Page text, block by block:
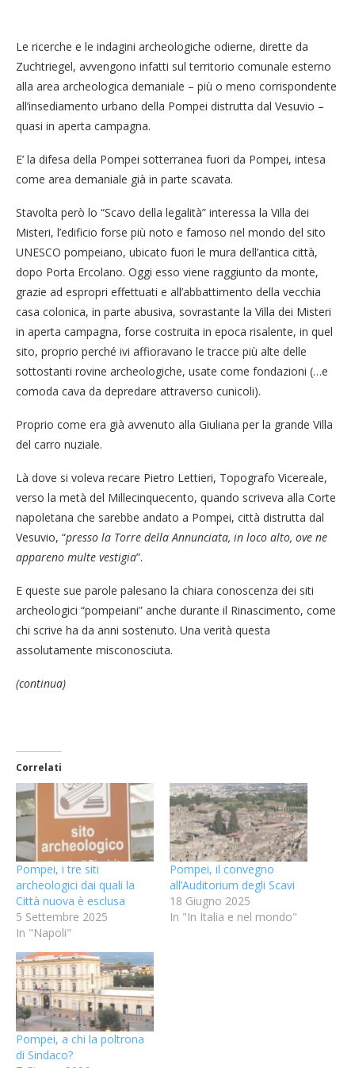
Le ricerche e le indagini archeologiche odierne, dirette da
Zuchtriegel, avvengono infatti sul territorio comunale esterno
alla area archeologica demaniale – più o meno corrispondente
all’insediamento urbano della Pompei distrutta dal Vesuvio –
quasi in aperta campagna.
E’ la difesa della Pompei sotterranea fuori da Pompei, intesa
come area demaniale già in parte scavata.
Stavolta però lo “Scavo della legalità” interessa la Villa dei
Misteri, l’edificio forse più noto e famoso nel mondo del sito
UNESCO pompeiano, ubicato fuori le mura dell’antica città,
dopo Porta Ercolano. Oggi esso viene raggiunto da monte,
grazie ad espropri effettuati e all’abbattimento della vecchia
casa colonica, in parte abusiva, sovrastante la Villa dei Misteri
in aperta campagna, forse costruita in epoca risalente, in quel
sito, proprio perché ivi affioravano le tracce più alte delle
sottostanti rovine archeologiche, usate come fondazioni (…e
comoda cava da depredare attraverso cunicoli).
Proprio come era già avvenuto alla Giuliana per la grande Villa
del carro nuziale.
Là dove si voleva recare Pietro Lettieri, Topografo Vicereale,
verso la metà del Millecinquecento, quando scriveva alla Corte
napoletana che sarebbe andato a Pompei, città distrutta dal
Vesuvio, “presso la Torre della Annunciata, in loco alto, ove ne
appareno multe vestigia”.
E queste sue parole palesano la chiara conoscenza dei siti
archeologici “pompeiani” anche durante il Rinascimento, come
chi scrive ha da anni sostenuto. Una verità questa
assolutamente misconosciuta.
(continua)
Correlati
Pompei, i tre siti
archeologici dai quali la
Città nuova è esclusa
5 Settembre 2025
In "Napoli"
Pompei, il convegno
all’Auditorium degli Scavi
18 Giugno 2025
In "In Italia e nel mondo"
Pompei, a chi la poltrona
di Sindaco?